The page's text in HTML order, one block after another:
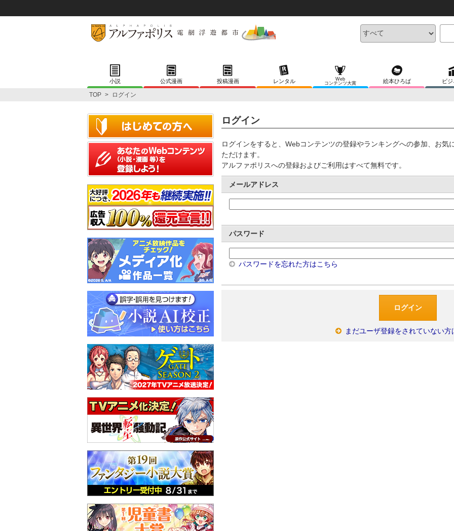
小説 公式漫画 投稿漫画 レンタル
Web
コンテンツ大賞
絵本ひろば ビ
TOP > ログイン
ログイン
ログインをすると、Webコンテンツの登録やランキングへの参加、お気
ただけます。
アルファポリスへの登録およびご利用はすべて無料です。
メールアドレス
パスワード
パスワードを忘れた方はこちら
まだユーザ登録をされていない方